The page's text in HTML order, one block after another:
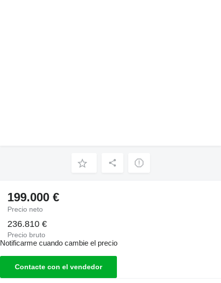
199.000 €
Precio neto
236.810 €
Precio bruto
Notificarme cuando cambie el precio
Contacte con el vendedor